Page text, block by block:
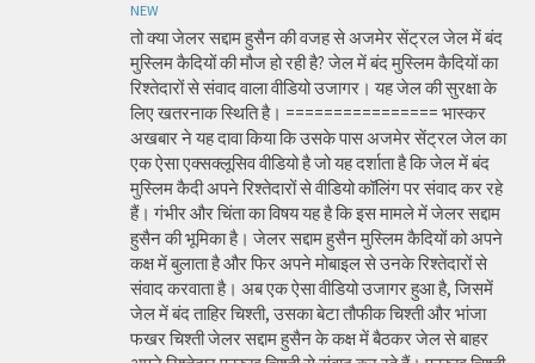
NEW
तो क्या जेलर सद्दाम हुसैन की वजह से अजमेर सेंट्रल जेल में बंद
मुस्लिम कैदियों की मौज हो रही है? जेल में बंद मुस्लिम कैदियों का
रिश्तेदारों से संवाद वाला वीडियो उजागर। यह जेल की सुरक्षा के
लिए खतरनाक स्थिति है। ================ भास्कर
अखबार ने यह दावा किया कि उसके पास अजमेर सेंट्रल जेल का
एक ऐसा एक्सक्लूसिव वीडियो है जो यह दर्शाता है कि जेल में बंद
मुस्लिम कैदी अपने रिश्तेदारों से वीडियो कॉलिंग पर संवाद कर रहे
हैं। गंभीर और चिंता का विषय यह है कि इस मामले में जेलर सद्दाम
हुसैन की भूमिका है। जेलर सद्दाम हुसैन मुस्लिम कैदियों को अपने
कक्ष में बुलाता है और फिर अपने मोबाइल से उनके रिश्तेदारों से
संवाद करवाता है। अब एक ऐसा वीडियो उजागर हुआ है, जिसमें
जेल में बंद ताहिर चिश्ती, उसका बेटा तौफीक चिश्ती और भांजा
फखर चिश्ती जेलर सद्दाम हुसैन के कक्ष में बैठकर जेल से बाहर